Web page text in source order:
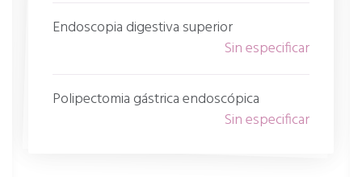
Endoscopia digestiva superior
Sin especificar
Polipectomia gástrica endoscópica
Sin especificar